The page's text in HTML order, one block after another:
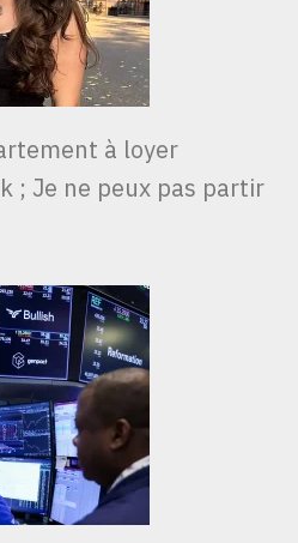
à loyer
; Je ne peux pas partir